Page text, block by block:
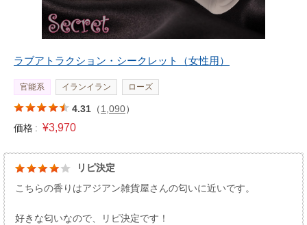
ラブアトラクション・シークレット（女性用）
官能系 イランイラン ローズ
4.31 （1,090）
価格 : ¥3,970
リピ決定
こちらの香りはアジアン雑貨屋さんの匂いに近いです。
好きな匂いなので、リピ決定です！